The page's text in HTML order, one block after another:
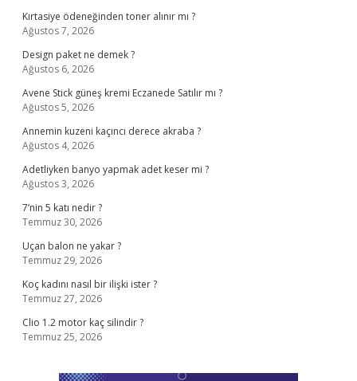
Kırtasiye ödeneğinden toner alınır mı ?
Ağustos 7, 2026
Design paket ne demek ?
Ağustos 6, 2026
Avene Stick güneş kremi Eczanede Satılır mı ?
Ağustos 5, 2026
Annemin kuzeni kaçıncı derece akraba ?
Ağustos 4, 2026
Adetliyken banyo yapmak adet keser mi ?
Ağustos 3, 2026
7’nin 5 katı nedir ?
Temmuz 30, 2026
Uçan balon ne yakar ?
Temmuz 29, 2026
Koç kadını nasıl bir ilişki ister ?
Temmuz 27, 2026
Clio 1.2 motor kaç silindir ?
Temmuz 25, 2026